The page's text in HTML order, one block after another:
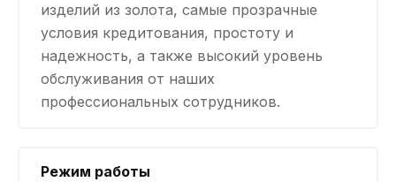
изделий из золота, самые прозрачные
условия кредитования, простоту и
надежность, а также высокий уровень
обслуживания от наших
профессиональных сотрудников.
Режим работы